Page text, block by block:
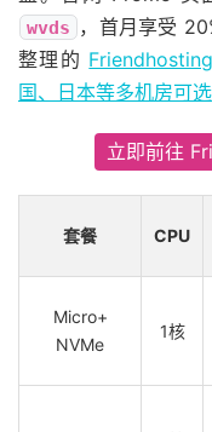
wvds ，首月享受
整理的
国、日本等多机房可选
立即前往
套餐 CPU
Micro+
NVMe
1核